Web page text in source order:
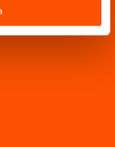
doorgeven aan
waar mogelijk geen
volgens de GDPR.
u in met deze
in ons